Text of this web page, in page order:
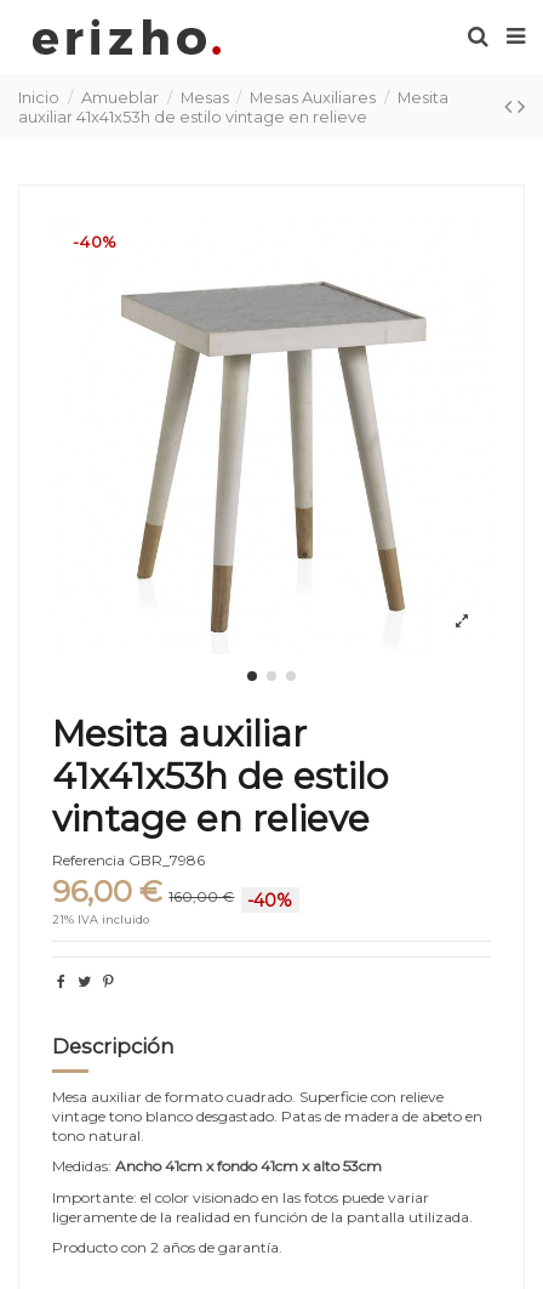
Inicio Amueblar Mesas Mesas Auxiliares
Mesita
auxiliar 41x41x53h de estilo vintage en relieve
-40%
Mesita auxiliar
41x41x53h de estilo
vintage en relieve
Referencia GBR_7986
96,00 € 160,00 € -40%
21% IVA incluido
Descripción
Mesa auxiliar de formato cuadrado. Superficie con relieve
vintage tono blanco desgastado. Patas de madera de abeto en
tono natural.
Medidas: Ancho 41cm x fondo 41cm x alto 53cm
Importante: el color visionado en las fotos puede variar
ligeramente de la realidad en función de la pantalla utilizada.
Producto con 2 años de garantía.